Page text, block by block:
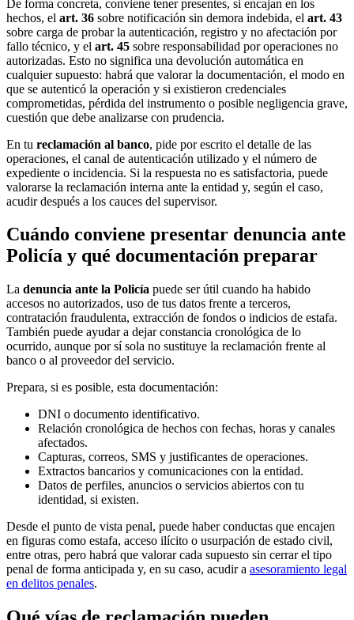
De forma concreta, conviene tener presentes, si encajan en los
hechos, el art. 36 sobre notificación sin demora indebida, el art. 43
sobre carga de probar la autenticación, registro y no afectación por
fallo técnico, y el art. 45 sobre responsabilidad por operaciones no
autorizadas. Esto no significa una devolución automática en
cualquier supuesto: habrá que valorar la documentación, el modo en
que se autenticó la operación y si existieron credenciales
comprometidas, pérdida del instrumento o posible negligencia grave,
cuestión que debe analizarse con prudencia.
En tu reclamación al banco, pide por escrito el detalle de las
operaciones, el canal de autenticación utilizado y el número de
expediente o incidencia. Si la respuesta no es satisfactoria, puede
valorarse la reclamación interna ante la entidad y, según el caso,
acudir después a los cauces del supervisor.
Cuándo conviene presentar denuncia ante
Policía y qué documentación preparar
La denuncia ante la Policía puede ser útil cuando ha habido
accesos no autorizados, uso de tus datos frente a terceros,
contratación fraudulenta, extracción de fondos o indicios de estafa.
También puede ayudar a dejar constancia cronológica de lo
ocurrido, aunque por sí sola no sustituye la reclamación frente al
banco o al proveedor del servicio.
Prepara, si es posible, esta documentación:
DNI o documento identificativo.
Relación cronológica de hechos con fechas, horas y canales
afectados.
Capturas, correos, SMS y justificantes de operaciones.
Extractos bancarios y comunicaciones con la entidad.
Datos de perfiles, anuncios o servicios abiertos con tu
identidad, si existen.
Desde el punto de vista penal, puede haber conductas que encajen
en figuras como estafa, acceso ilícito o usurpación de estado civil,
entre otras, pero habrá que valorar cada supuesto sin cerrar el tipo
penal de forma anticipada y, en su caso, acudir a asesoramiento legal
en delitos penales.